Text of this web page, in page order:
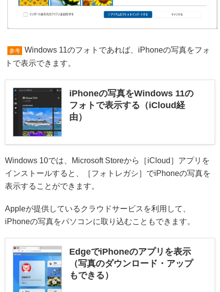
参考
Windows 11のフォトであれば、iPhoneの写真をフォ
トで表示できます。
iPhoneの写真をWindows 11の
フォトで表示する（iCloud経
由）
Windows 10では、Microsoft Storeから［iCloud］アプリを
インストールすると、［フォトレガシ］でiPhoneの写真を
表示することができます。
Appleが提供しているクラウドサービスを利用して、
iPhoneの写真をパソコンに取り込むこともできます。
EdgeでiPhoneのアプリを表示
（写真のダウンロード・アップ
もできる）